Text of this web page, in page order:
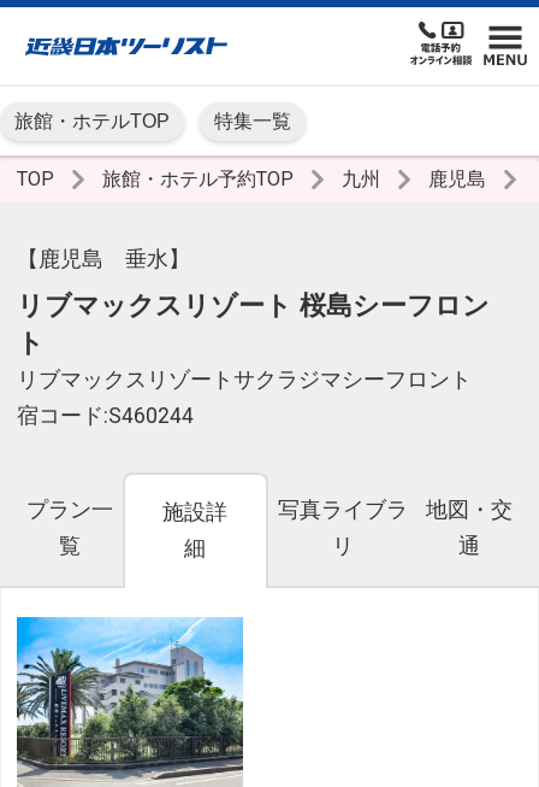
旅館・ホテルTOP 特集一覧
TOP 旅館・ホテル予約TOP 九州 鹿児島
【鹿児島 垂水】
リブマックスリゾート 桜島シーフロン
ト
リブマックスリゾートサクラジマシーフロント
宿コード:S460244
プラン一
覧
施設詳
細
写真ライブラ
リ
地図・交
通